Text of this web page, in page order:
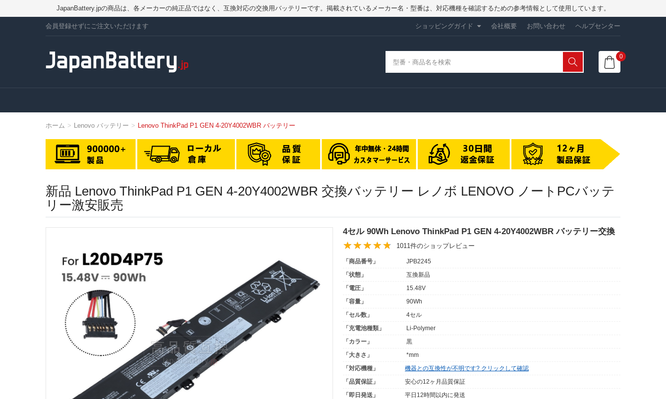
JapanBattery.jpの商品は、各メーカーの純正品ではなく、互換対応の交換用バッテリーです。掲載されているメーカー名・型番は、対応機種を確認するための参考情報として使用しています。
会員登録せずにご注文いただけます ショッピングガイド 会社概要 お問い合わせ ヘルプセンター
0
ホーム Lenovo バッテリー Lenovo ThinkPad P1 GEN 4-20Y4002WBR バッテリー
新品 Lenovo ThinkPad P1 GEN 4-20Y4002WBR 交換バッテリー レノボ LENOVO ノートPCバッテ
リー激安販売
4セル 90Wh Lenovo ThinkPad P1 GEN 4-20Y4002WBR バッテリー交換
1011件のショップレビュー
「商品番号」
JPB2245
「状態」
互換新品
「電圧」
15.48V
「容量」
90Wh
「セル数」
4セル
「充電池種類」
Li-Polymer
「カラー」
黒
「大きさ」
*mm
「対応機種」
機器との互換性が不明です? クリックして確認
「品質保証」
安心の12ヶ月品質保証
「即日発送」
平日12時間以内に発送